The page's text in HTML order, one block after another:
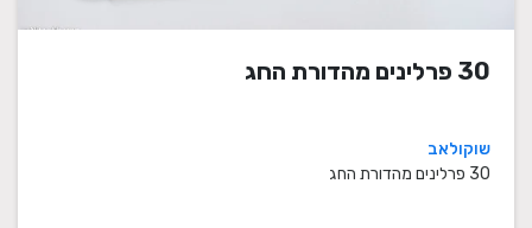
30 פרלינים מהדורת החג
שוקולאב
30 פרלינים מהדורת החג